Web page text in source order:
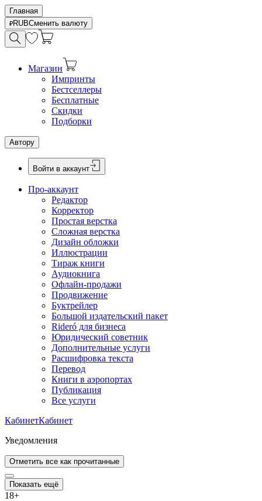
Главная
RUBСменить валюту
Магазин
Импринты
Бестселлеры
Бесплатные
Скидки
Подборки
Автору
Войти в аккаунт
Про-аккаунт
Редактор
Корректор
Простая верстка
Сложная верстка
Дизайн обложки
Иллюстрации
Тираж книги
Аудиокнига
Офлайн-продажи
Продвижение
Буктрейлер
Большой издательский пакет
Rideró для бизнеса
Юридический советник
Дополнительные услуги
Расшифровка текста
Перевод
Книги в аэропортах
Публикация
Все услуги
КабинетКабинет
Уведомления
Отметить все как прочитанные
Показать ещё
18+